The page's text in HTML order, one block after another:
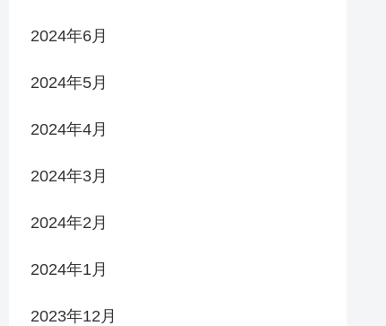
2024年6月
2024年5月
2024年4月
2024年3月
2024年2月
2024年1月
2023年12月